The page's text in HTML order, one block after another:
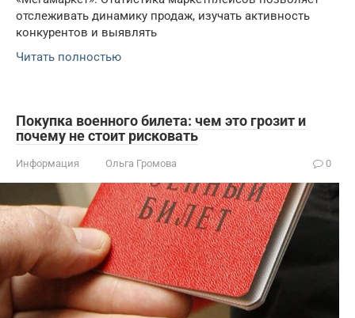
отслеживать динамику продаж, изучать активность
конкурентов и выявлять
Читать полностью
Покупка военного билета: чем это грозит и
почему не стоит рисковать
Информация Ольга Громова 0